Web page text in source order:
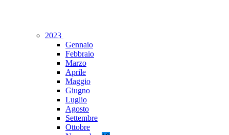
2023
Gennaio
Febbraio
Marzo
Aprile
Maggio
Giugno
Luglio
Agosto
Settembre
Ottobre